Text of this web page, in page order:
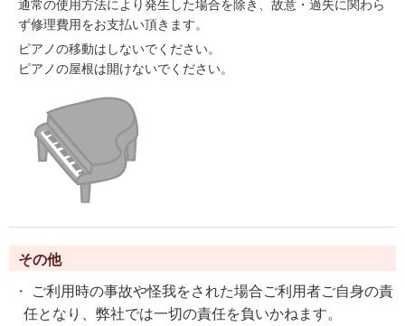
通常の使用方法により発生した場合を除き、故意・過失に関わら
ず修理費用をお支払い頂きます。
ピアノの移動はしないでください。
ピアノの屋根は開けないでください。
その他
ご利用時の事故や怪我をされた場合ご利用者ご自身の責
任となり、弊社では一切の責任を負いかねます。